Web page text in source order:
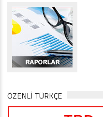
ÖZENLİ TÜRKÇE